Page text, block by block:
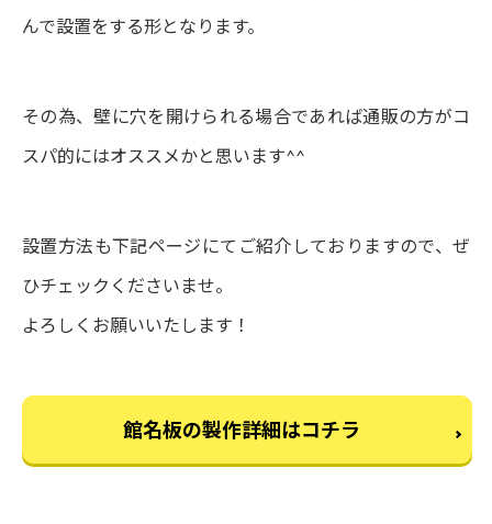
んで設置をする形となります。
その為、壁に穴を開けられる場合であれば通販の方がコ
スパ的にはオススメかと思います^^
設置方法も下記ページにてご紹介しておりますので、ぜ
ひチェックくださいませ。
よろしくお願いいたします！
館名板の製作詳細はコチラ